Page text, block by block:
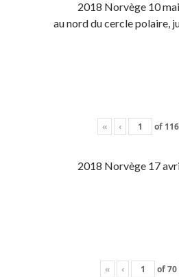
2018 Norvège 10
au nord du cercle polaire,
« ‹ of 116
2018 Norvège 17
« ‹ of70